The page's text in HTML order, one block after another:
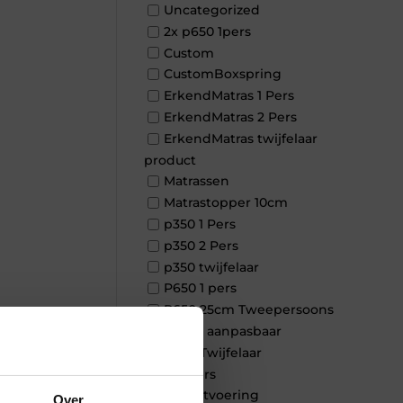
Uncategorized
2x p650 1pers
Custom
CustomBoxspring
ErkendMatras 1 Pers
ErkendMatras 2 Pers
ErkendMatras twijfelaar
product
Matrassen
Matrastopper 10cm
p350 1 Pers
p350 2 Pers
p350 twijfelaar
P650 1 pers
P650 25cm Tweepersoons
een kern aanpasbaar
P650 Twijfelaar
Toppers
Maatvoering